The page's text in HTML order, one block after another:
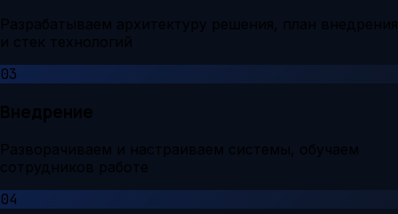
Разрабатываем архитектуру решения, план внедрения
и стек технологий
03
Внедрение
Разворачиваем и настраиваем системы, обучаем
сотрудников работе
04